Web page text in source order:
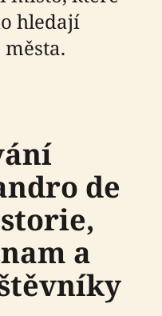
hledají
de
a